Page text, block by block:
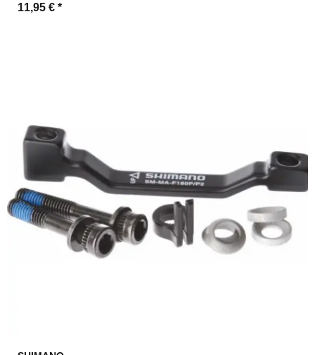
11,95 € *